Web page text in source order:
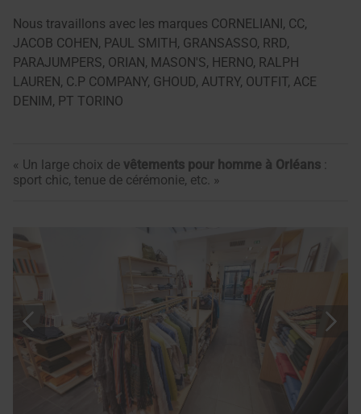
Nous travaillons avec les marques CORNELIANI, CC,
JACOB COHEN, PAUL SMITH, GRANSASSO, RRD,
PARAJUMPERS, ORIAN, MASON'S, HERNO, RALPH
LAUREN, C.P COMPANY, GHOUD, AUTRY, OUTFIT, ACE
DENIM, PT TORINO
« Un large choix de vêtements pour homme à Orléans :
sport chic, tenue de cérémonie, etc. »